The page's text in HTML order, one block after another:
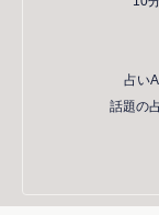
占い
話題の